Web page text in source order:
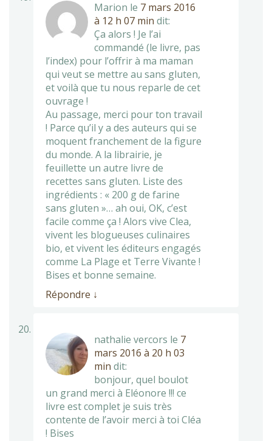
Marion le 7 mars 2016
à 12 h 07 min dit:
Ça alors ! Je l’ai
commandé (le livre, pas
l’index) pour l’offrir à ma maman
qui veut se mettre au sans gluten,
et voilà que tu nous reparle de cet
ouvrage !
Au passage, merci pour ton travail
! Parce qu’il y a des auteurs qui se
moquent franchement de la figure
du monde. A la librairie, je
feuillette un autre livre de
recettes sans gluten. Liste des
ingrédients : « 200 g de farine
sans gluten »… ah oui, OK, c’est
facile comme ça ! Alors vive Clea,
vivent les blogueuses culinaires
bio, et vivent les éditeurs engagés
comme La Plage et Terre Vivante !
Bises et bonne semaine.
Répondre ↓
nathalie vercors le 7
mars 2016 à 20 h 03
min dit:
bonjour, quel boulot
un grand merci à Eléonore !!! ce
livre est complet je suis très
contente de l’avoir merci à toi Cléa
! Bises